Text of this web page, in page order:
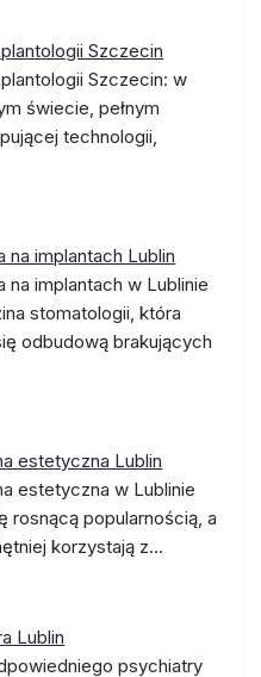
Szczecin
Szczecin: w
świecie, pełnym
technologii,
na implantach Lublin
na implantach w Lublinie
stomatologii, która
odbudową brakujących
estetyczna Lublin
estetyczna w Lublinie
rosnącą popularnością, a
korzystają z…
Lublin
psychiatry